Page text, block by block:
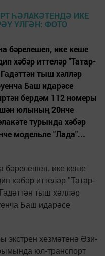
бәрелешеп, ике кеше
хәбәр иттеләр "Татар-
тыш хәлләр
Баш идарәсе
бердәм 112 номеры
юлының 20нче
турында хәбәр
модельле "Лада"...
бәрелешеп, ике кеше
хәбәр иттеләр "Татар-
тыш хәлләр
Баш идарәсе
экстрен хезмәтенә Әзи-
юл-транспорт